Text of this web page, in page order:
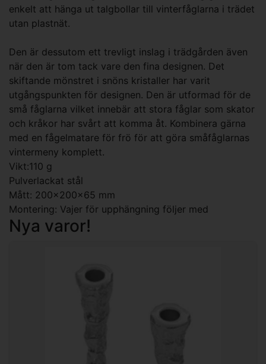
enkelt att hänga ut talgbollar till vinterfåglarna i trädet
utan plastnät.
Den är dessutom ett trevligt inslag i trädgården även
när den är tom tack vare den fina designen. Det
skiftande mönstret i snöns kristaller har varit
utgångspunkten för designen. Den är utformad för de
små fåglarna vilket innebär att stora fåglar som skator
och kråkor har svårt att komma åt. Kombinera gärna
med en fågelmatare för frö för att göra småfåglarnas
vintermeny komplett.
Vikt:110 g
Pulverlackat stål
Mått: 200x200x65 mm
Montering: Vajer för upphängning följer med
Nya varor!